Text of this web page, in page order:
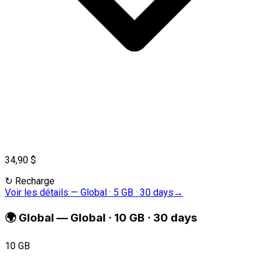
34,90 $
↻ Recharge
Voir les détails — Global · 5 GB · 30 days →
🌍 Global — Global · 10 GB · 30 days
10 GB